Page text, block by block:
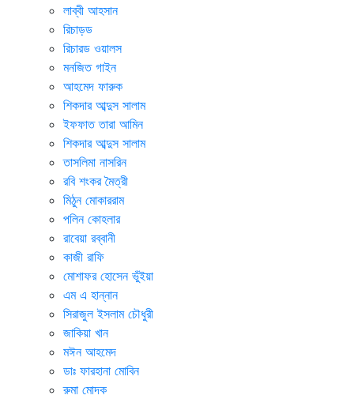
লাব্বী আহসান
রিচাড়ড
রিচারড ওয়ালস
মনজিত গাইন
আহমেদ ফারুক
শিকদার আব্দুস সালাম
ইফফাত তারা আমিন
শিকদার আব্দুস সালাম
তাসলিমা নাসরিন
রবি শংকর মৈত্রী
মিঠুন মোকাররাম
পলিন কোহলার
রাবেয়া রব্বানী
কাজী রাফি
মোশাফর হোসেন ভুঁইয়া
এম এ হান্নান
সিরাজুল ইসলাম চৌধুরী
জাকিয়া খান
মঈন আহমেদ
ডাঃ ফারহানা মোবিন
রুমা মোদক